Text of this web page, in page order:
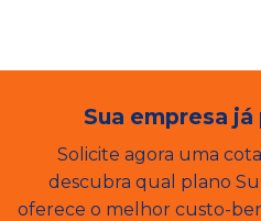
Sua empresa já
Solicite agora uma
descubra qual plano
oferece o melhor custo-